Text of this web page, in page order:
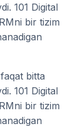
101 Digital
bir tizim
bitta
101 Digital
bir tizim